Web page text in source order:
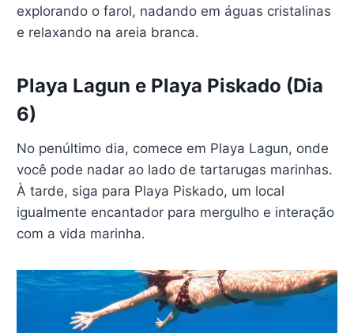
explorando o farol, nadando em águas cristalinas
e relaxando na areia branca.
Playa Lagun e Playa Piskado (Dia
6)
No penúltimo dia, comece em Playa Lagun, onde
você pode nadar ao lado de tartarugas marinhas.
À tarde, siga para Playa Piskado, um local
igualmente encantador para mergulho e interação
com a vida marinha.